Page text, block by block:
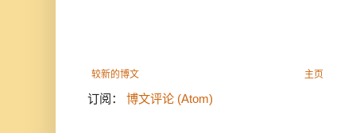
较新的博文 主页
订阅： 博文评论 (Atom)